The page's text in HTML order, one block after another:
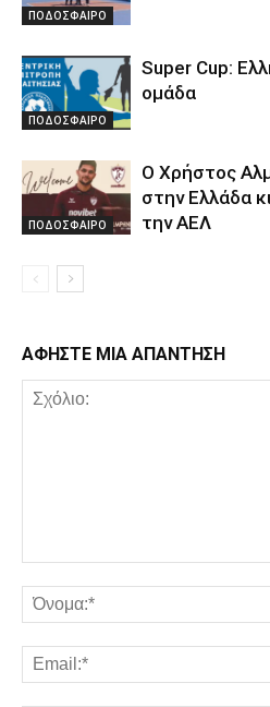
ΠΟΔΟΣΦΑΙΡΟ
ΠΟΔΟΣΦΑΙΡΟ
Super Cup:
ομάδα
ΠΟΔΟΣΦΑΙΡΟ
Ο Χρήστος
στην Ελλάδα
την ΑΕΛ
ΑΦΗΣΤΕ ΜΙΑ ΑΠΑΝΤΗΣΗ